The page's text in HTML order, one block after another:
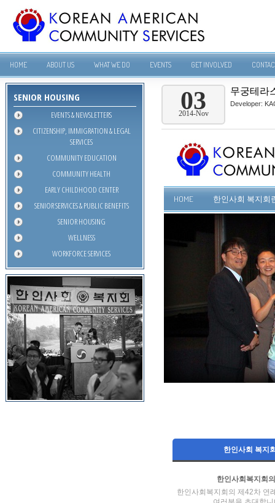
HOME ABOUT US WHAT WE DO EVENTS GET INVOLVED
SENIOR HOUSING
EVENTS & NEWSLETTERS
CITIZENSHIP, IMMIGRATION & LEGAL
SERVICES
COMMUNITY EDUCATION
COMMUNITY HEALTH
EARLY CHILDHOOD CENTER
SENIOR SERVICES & PUBLIC BENEFITS
SENIOR HOUSING
WELLNESS
WORKFORCE SERVICES
03
2014-Nov
무궁테라
Developer: